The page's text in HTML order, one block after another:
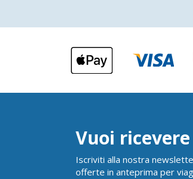
Vuoi
Iscriviti alla nostra
offerte in anteprima per